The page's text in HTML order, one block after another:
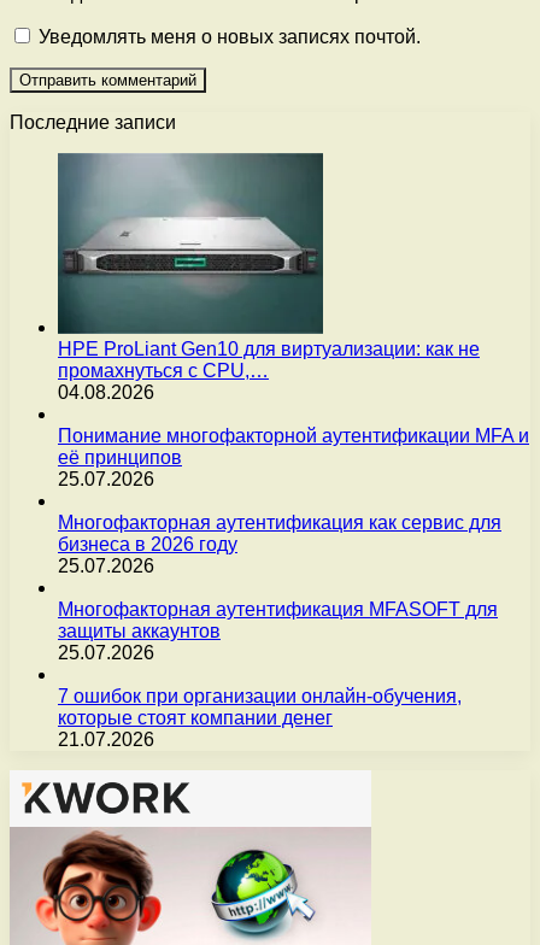
Уведомлять меня о новых записях почтой.
Последние записи
HPE ProLiant Gen10 для виртуализации: как не
промахнуться с CPU,…
04.08.2026
Понимание многофакторной аутентификации MFA и
её принципов
25.07.2026
Многофакторная аутентификация как сервис для
бизнеса в 2026 году
25.07.2026
Многофакторная аутентификация MFASOFT для
защиты аккаунтов
25.07.2026
7 ошибок при организации онлайн-обучения,
которые стоят компании денег
21.07.2026